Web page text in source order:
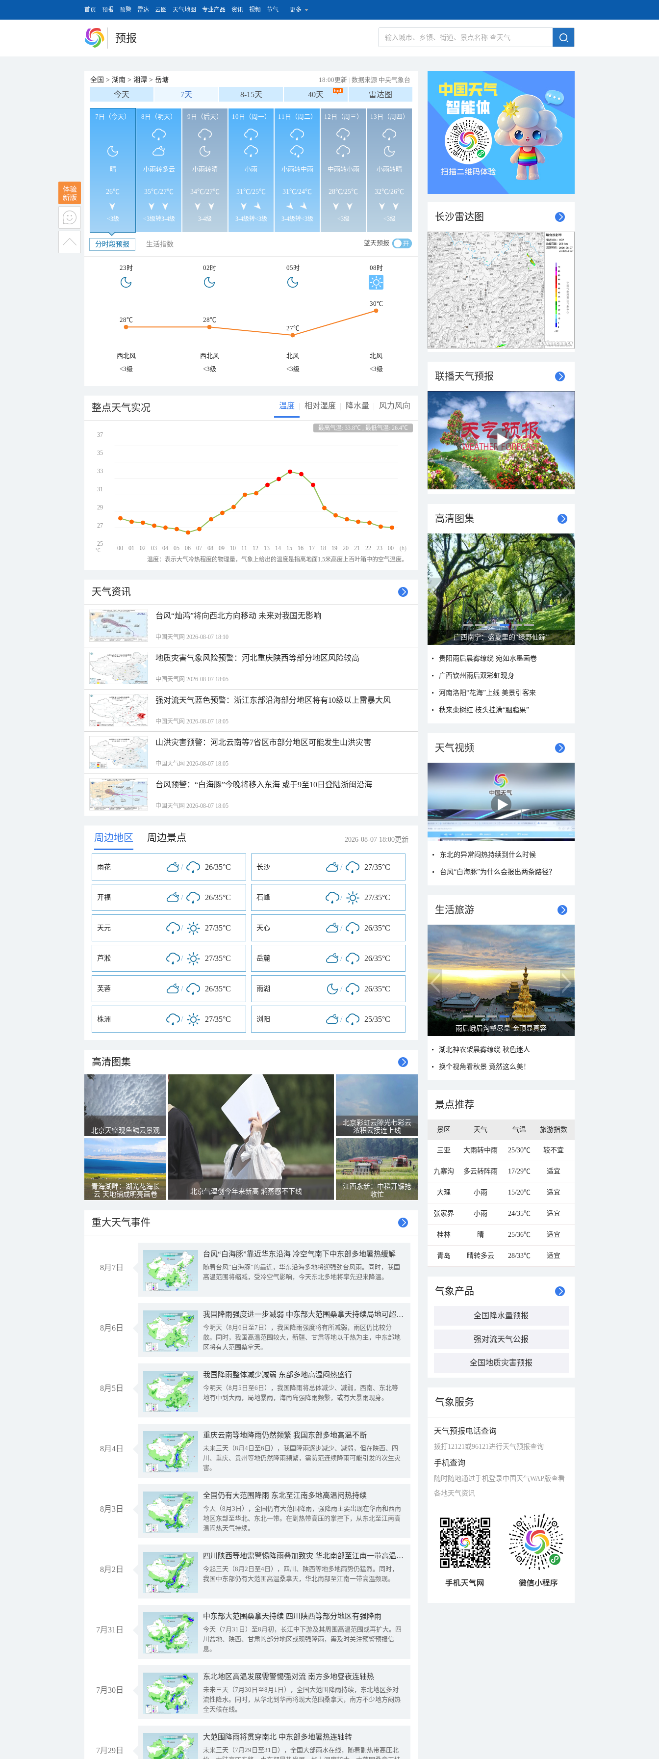
首页 预报 预警 雷达 云图 天气地图 专业产品 资讯 视频 节气 更多
预报
全国 > 湖南 > 湘潭 > 岳塘 18:00更新 | 数据来源 中央气象台
今天 7天 8-15天 40天 雷达图
7日（今天）
晴
26℃
<3级
8日（明天）
小雨转多云
35℃/27℃
<3级转3-4级
9日（后天）
小雨转晴
34℃/27℃
3-4级
10日（周一）
小雨
31℃/25℃
3-4级转<3级
11日（周二）
小雨转中雨
31℃/24℃
3-4级转<3级
12日（周三）
中雨转小雨
28℃/25℃
<3级
13日（周四）
小雨转晴
32℃/26℃
<3级
分时段预报 生活指数 蓝天预报
23时 02时 05时 08时
28℃
28℃
27℃
30℃
西北风 西北风 北风
北风
<3级
<3级 <3级 <3级
整点天气实况 温度 相对湿度 降水量 风力风向
最高气温: 33.8℃ , 最低气温: 26.4℃
00 01 02 03 04 05 06 07 08 09 10 11 12 13 14 15 16 17 18 19 20 21 22 23 00
37
35
33
31
29
27
25
(h)
℃
温度：表示大气冷热程度的物理量，气象上给出的温度是指离地面1.5米高度上百叶箱中的空气温度。
天气资讯
台风“灿鸿”将向西北方向移动 未来对我国无影响
中国天气网 2026-08-07 18:10
地质灾害气象风险预警：河北重庆陕西等部分地区风险较高
中国天气网 2026-08-07 18:05
强对流天气蓝色预警：浙江东部沿海部分地区将有10级以上雷暴大风
中国天气网 2026-08-07 18:05
山洪灾害预警：河北云南等7省区市部分地区可能发生山洪灾害
中国天气网 2026-08-07 18:05
台风预警：“白海豚”今晚将移入东海 或于9至10日登陆浙闽沿海
中国天气网 2026-08-07 18:05
周边地区 | 周边景点 2026-08-07 18:00更新
雨花 / 26/35°C 长沙 / 27/35°C
开福 / 26/35°C 石峰 / 27/35°C
天元 / 27/35°C 天心 / 26/35°C
芦淞 / 27/35°C 岳麓 / 26/35°C
芙蓉 / 26/35°C 雨湖 / 26/35°C
株洲 / 27/35°C 浏阳 / 25/35°C
高清图集
北京天空现鱼鳞云景观
青海湖畔：湖光花海长
云 天地铺成明亮画卷
北京气温创今年来新高 焖蒸感不下线
北京彩虹云隙光七彩云
浓积云接连上线
江西永新：中稻开镰抢
收忙
重大天气事件
8月7日
台风“白海豚”靠近华东沿海 冷空气南下中东部多地暑热缓解
随着台风“白海豚”的靠近，华东沿海多地将迎强劲台风雨。同时，我国
高温范围将缩减，受冷空气影响，今天东北多地将率先迎来降温。
8月6日
我国降雨强度进一步减弱 中东部大范围桑拿天持续局地可超38℃
今明天（8月6日至7日），我国降雨强度将有所减弱，雨区仍比较分
散。同时，我国高温范围较大，新疆、甘肃等地以干热为主，中东部地
区将有大范围桑拿天。
8月5日
我国降雨整体减少减弱 东部多地高温闷热盛行
今明天（8月5日至6日），我国降雨将总体减少、减弱，西南、东北等
地有中到大雨，局地暴雨，海南岛强降雨频繁，或有大暴雨现身。
8月4日
重庆云南等地降雨仍然频繁 我国东部多地高温不断
未来三天（8月4日至6日），我国降雨逐步减少、减弱，但在陕西、四
川、重庆、贵州等地仍然降雨频繁，需防范连续降雨可能引发的次生灾
害。
8月3日
全国仍有大范围降雨 东北至江南多地高温闷热持续
今天（8月3日），全国仍有大范围降雨，强降雨主要出现在华南和西南
地区东部至华北、东北一带。在副热带高压的掌控下，从东北至江南高
温闷热天气持续。
8月2日
四川陕西等地需警惕降雨叠加致灾 华北南部至江南一带高温频现
今起三天（8月2日至4日），四川、陕西等地多地雨势仍猛烈。同时，
我国中东部仍有大范围高温桑拿天，华北南部至江南一带高温频现。
7月31日
中东部大范围桑拿天持续 四川陕西等部分地区有强降雨
今天（7月31日）至8月初，长江中下游及其周围高温范围或再扩大。四
川盆地、陕西、甘肃的部分地区或现强降雨，需及时关注预警预报信
息。
7月30日
东北地区高温发展需警惕强对流 南方多地昼夜连轴热
未来三天（7月30日至8月1日），全国大范围降雨持续，东北地区多对
流性降水。同时，从华北到华南将现大范围桑拿天，南方不少地方闷热
全天候在线。
7月29日
大范围降雨将贯穿南北 中东部多地暑热连轴转
未来三天（7月29日至31日），全国大部雨水在线，随着副热带高压北
长沙雷达图
联播天气预报
高清图集
呼伦贝尔草原 藏着最治愈的蓝天白云
贵阳雨后晨雾缭绕 宛如水墨画卷
广西钦州雨后双彩虹现身
河南洛阳“花海”上线 美景引客来
秋来栾树红 枝头挂满“胭脂果”
天气视频
东北的异常闷热持续到什么时候
台风“白海豚”为什么会报出两条路径？
生活旅游
秋意浓 蓝天映衬下的哈尔滨伏尔加庄园
湖北神农架晨雾缭绕 秋色迷人
换个视角看秋景 竟然这么美！
景点推荐
景区 天气 气温 旅游指数
三亚 大雨转中雨 25/30℃ 较不宜
九寨沟 多云转阵雨 17/29℃ 适宜
大理 小雨 15/20℃ 适宜
张家界 小雨 24/35℃ 适宜
桂林 晴 25/36℃ 适宜
青岛 晴转多云 28/33℃ 适宜
气象产品
全国降水量预报
强对流天气公报
全国地质灾害预报
气象服务
天气预报电话查询
拨打12121或96121进行天气预报查询
手机查询
随时随地通过手机登录中国天气WAP版查看
各地天气资讯